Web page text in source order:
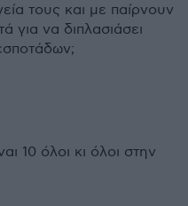
τους και με παίρνουν
να διπλασιάσει
10 όλοι κι όλοι στην